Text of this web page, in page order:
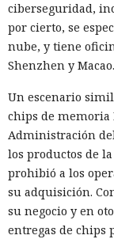
ciberseguridad,
por cierto, se
nube, y tiene
Shenzhen y Macao.
Un escenario
chips de memoria
Administración
los productos de
prohibió a los
su adquisición.
su negocio y en
entregas de chips